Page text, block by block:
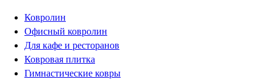
Ковролин
Офисный ковролин
Для кафе и ресторанов
Ковровая плитка
Гимнастические ковры